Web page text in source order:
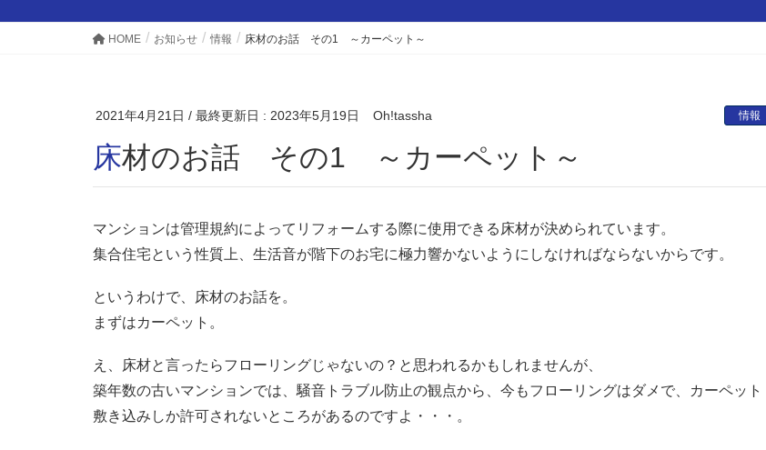
HOME お知らせ 情報 床材のお話 その1 ～カーペット～
2021年4月21日 / 最終更新日 : 2023年5月19日 Oh!tassha 情報
床材のお話 その1 ～カーペット～
マンションは管理規約によってリフォームする際に使用できる床材が決められています。
集合住宅という性質上、生活音が階下のお宅に極力響かないようにしなければならないからです。
というわけで、床材のお話を。
まずはカーペット。
え、床材と言ったらフローリングじゃないの？と思われるかもしれませんが、
築年数の古いマンションでは、騒音トラブル防止の観点から、今もフローリングはダメで、カーペット
敷き込みしか許可されないところがあるのですよ・・・。